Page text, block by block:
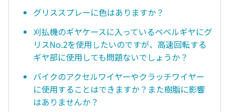
グリススプレーに色はありますか？
刈払機のギヤケースに入っているベベルギヤにグ
リスNo.2を使用したいのですが、高速回転する
ギヤ部に使用しても問題ないでしょうか？
バイクのアクセルワイヤーやクラッチワイヤー
に使用することはできますか？また樹脂に影響
はありませんか？